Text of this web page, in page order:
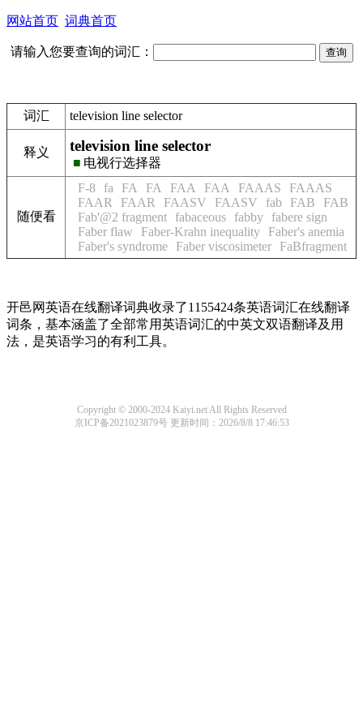
网站首页 词典首页
请输入您要查询的词汇：
词汇 television line selector
释义 television line selector
■ 电视行选择器
随便看
F-8 fa FA FA FAA FAA FAAAS
FAAAS
FAAR
FAAR FAASV FAASV fab FAB
FAB
Fab'@2 fragment
fabaceous fabby
fabere sign
Faber flaw
Faber-Krahn inequality
Faber's anemia
Faber's syndrome
Faber viscosimeter FaBfragment
开邑网英语在线翻译词典收录了1155424条英语词汇在线翻译
词条，基本涵盖了全部常用英语词汇的中英文双语翻译及用
法，是英语学习的有利工具。
Copyright © 2000-2024 Kaiyi.net All Rights Reserved
京ICP备2021023879号更新时间：2026/8/8 17:46:53